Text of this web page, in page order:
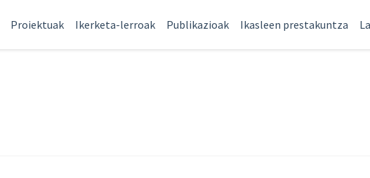
Proiektuak Ikerketa-lerroak Publikazioak Ikasleen prestakuntza